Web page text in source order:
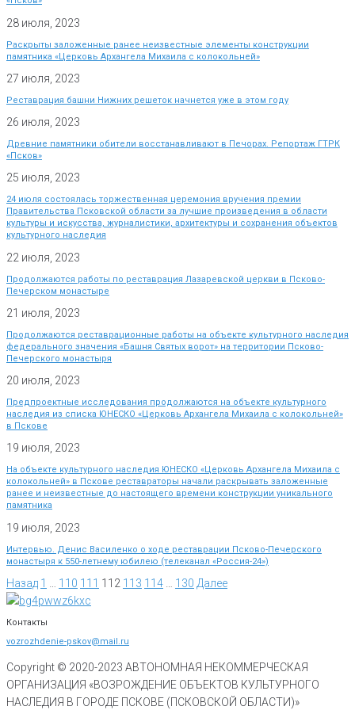
28 июля, 2023
Раскрыты заложенные ранее неизвестные элементы конструкции
памятника «Церковь Архангела Михаила с колокольней»
27 июля, 2023
Реставрация башни Нижних решеток начнется уже в этом году
26 июля, 2023
Древние памятники обители восстанавливают в Печорах. Репортаж ГТРК
«Псков»
25 июля, 2023
24 июля состоялась торжественная церемония вручения премии
Правительства Псковской области за лучшие произведения в области
культуры и искусства, журналистики, архитектуры и сохранения объектов
культурного наследия
22 июля, 2023
Продолжаются работы по реставрация Лазаревской церкви в Псково-
Печерском монастыре
21 июля, 2023
Продолжаются реставрационные работы на объекте культурного наследия
федерального значения «Башня Святых ворот» на территории Псково-
Печерского монастыря
20 июля, 2023
Предпроектные исследования продолжаются на объекте культурного
наследия из списка ЮНЕСКО «Церковь Архангела Михаила с колокольней»
в Пскове
19 июля, 2023
На объекте культурного наследия ЮНЕСКО «Церковь Архангела Михаила с
колокольней» в Пскове реставраторы начали раскрывать заложенные
ранее и неизвестные до настоящего времени конструкции уникального
памятника
19 июля, 2023
Интервью. Денис Василенко о ходе реставрации Псково-Печерского
монастыря к 550-летнему юбилею (телеканал «Россия-24»)
Назад 1 110 111 112 113 114 130 Далее
Контакты
vozrozhdenie-pskov@mail.ru
Copyright © 2020-2023 АВТОНОМНАЯ НЕКОММЕРЧЕСКАЯ
ОРГАНИЗАЦИЯ «ВОЗРОЖДЕНИЕ ОБЪЕКТОВ КУЛЬТУРНОГО
НАСЛЕДИЯ В ГОРОДЕ ПСКОВЕ (ПСКОВСКОЙ ОБЛАСТИ)»